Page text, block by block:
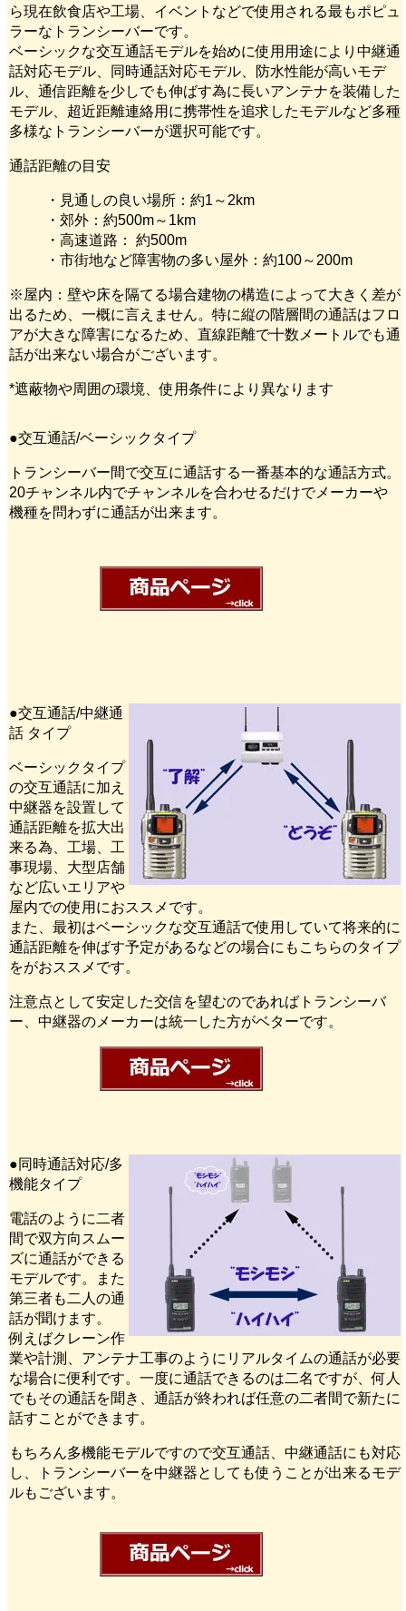
ら現在飲食店や工場、イベントなどで使用される最もポピュ
ラーなトランシーバーです。
ベーシックな交互通話モデルを始めに使用用途により中継通
話対応モデル、同時通話対応モデル、防水性能が高いモデ
ル、通信距離を少しでも伸ばす為に長いアンテナを装備した
モデル、超近距離連絡用に携帯性を追求したモデルなど多種
多様なトランシーバーが選択可能です。
通話距離の目安
・見通しの良い場所：約1～2km
・郊外：約500m～1km
・高速道路： 約500m
・市街地など障害物の多い屋外：約100～200m
※屋内：壁や床を隔てる場合建物の構造によって大きく差が
出るため、一概に言えません。特に縦の階層間の通話はフロ
アが大きな障害になるため、直線距離で十数メートルでも通
話が出来ない場合がございます。
*遮蔽物や周囲の環境、使用条件により異なります
●交互通話/ベーシックタイプ
トランシーバー間で交互に通話する一番基本的な通話方式。
20チャンネル内でチャンネルを合わせるだけでメーカーや
機種を問わずに通話が出来ます。
●交互通話/中継通
話 タイプ
ベーシックタイプ
の交互通話に加え
中継器を設置して
通話距離を拡大出
来る為、工場、工
事現場、大型店舗
など広いエリアや
屋内での使用におススメです。
また、最初はベーシックな交互通話で使用していて将来的に
通話距離を伸ばす予定があるなどの場合にもこちらのタイプ
をがおススメです。
注意点として安定した交信を望むのであればトランシーバ
ー、中継器のメーカーは統一した方がベターです。
●同時通話対応/多
機能タイプ
電話のように二者
間で双方向スムー
ズに通話ができる
モデルです。また
第三者も二人の通
話が聞けます。
例えばクレーン作
業や計測、アンテナ工事のようにリアルタイムの通話が必要
な場合に便利です。一度に通話できるのは二名ですが、何人
でもその通話を聞き、通話が終われば任意の二者間で新たに
話すことができます。
もちろん多機能モデルですので交互通話、中継通話にも対応
し、トランシーバーを中継器としても使うことが出来るモデ
ルもございます。